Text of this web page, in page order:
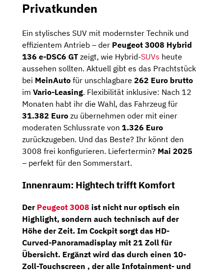
Privatkunden
Ein stylisches SUV mit modernster Technik und
effizientem Antrieb – der Peugeot 3008 Hybrid
136 e-DSC6 GT zeigt, wie Hybrid-SUVs heute
aussehen sollten. Aktuell gibt es das Prachtstück
bei MeinAuto für unschlagbare 262 Euro brutto
im Vario-Leasing. Flexibilität inklusive: Nach 12
Monaten habt ihr die Wahl, das Fahrzeug für
31.382 Euro zu übernehmen oder mit einer
moderaten Schlussrate von 1.326 Euro
zurückzugeben. Und das Beste? Ihr könnt den
3008 frei konfigurieren. Liefertermin? Mai 2025
– perfekt für den Sommerstart.
Innenraum: Hightech trifft Komfort
Der Peugeot 3008 ist nicht nur optisch ein
Highlight, sondern auch technisch auf der
Höhe der Zeit. Im Cockpit sorgt das HD-
Curved-Panoramadisplay mit 21 Zoll für
Übersicht. Ergänzt wird das durch einen 10-
Zoll-Touchscreen , der alle Infotainment- und